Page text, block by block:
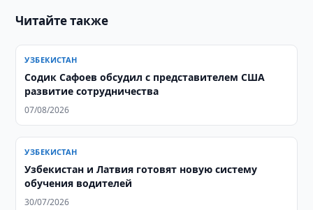
Читайте также
УЗБЕКИСТАН
Содик Сафоев обсудил с представителем США
развитие сотрудничества
07/08/2026
УЗБЕКИСТАН
Узбекистан и Латвия готовят новую систему
обучения водителей
30/07/2026